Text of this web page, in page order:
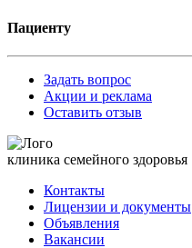
Пациенту
Задать вопрос
Акции и реклама
Оставить отзыв
клиника семейного здоровья
Контакты
Лицензии и документы
Объявления
Вакансии